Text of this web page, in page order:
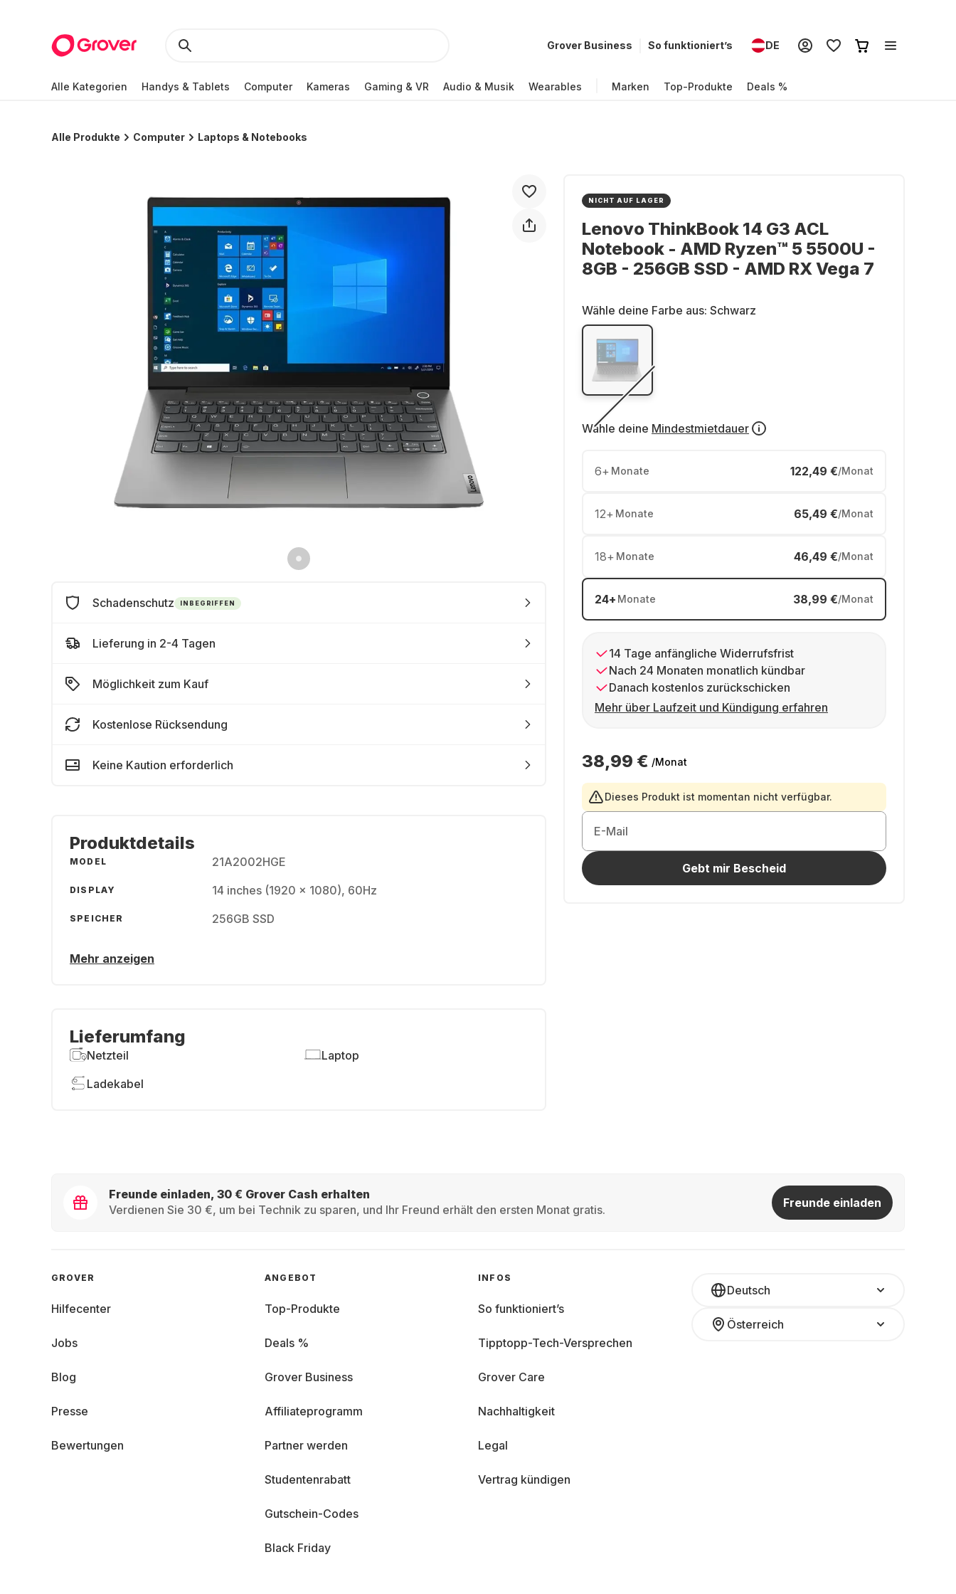
Grover Business So funktioniert’s DE
Alle Kategorien Handys & Tablets Computer Kameras Gaming & VR Audio & Musik Wearables Marken Top-Produkte Deals %
Alle Produkte Computer Laptops & Notebooks
NICHT AUF LAGER
Lenovo ThinkBook 14 G3 ACL
Notebook - AMD Ryzen™ 5 5500U -
8GB - 256GB SSD - AMD RX Vega 7
Wähle deine Farbe aus: Schwarz
Wähle deine Mindestmietdauer
6+ Monate 122,49 €/Monat
12+ Monate 65,49 €/Monat
18+ Monate 46,49 €/Monat
24+ Monate 38,99 €/Monat
14 Tage anfängliche Widerrufsfrist
Nach 24 Monaten monatlich kündbar
Danach kostenlos zurückschicken
Mehr über Laufzeit und Kündigung erfahren
38,99 € /Monat
Dieses Produkt ist momentan nicht verfügbar.
E-Mail
Gebt mir Bescheid
Schadenschutz INBEGRIFFEN
Lieferung in 2-4 Tagen
Möglichkeit zum Kauf
Kostenlose Rücksendung
Keine Kaution erforderlich
Produktdetails
MODEL 21A2002HGE
DISPLAY 14 inches (1920 x 1080), 60Hz
SPEICHER 256GB SSD
Mehr anzeigen
Lieferumfang
Netzteil
Laptop
Ladekabel
Freunde einladen, 30 € Grover Cash erhalten
Verdienen Sie 30 €, um bei Technik zu sparen, und Ihr Freund erhält den ersten Monat gratis.
Freunde einladen
Deutsch
Österreich
GROVER
Hilfecenter
Jobs
Blog
Presse
Bewertungen
ANGEBOT
Top-Produkte
Deals %
Grover Business
Affiliateprogramm
Partner werden
Studentenrabatt
Gutschein-Codes
Black Friday
INFOS
So funktioniert’s
Tipptopp-Tech-Versprechen
Grover Care
Nachhaltigkeit
Legal
Vertrag kündigen